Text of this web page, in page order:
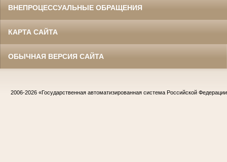
ВНЕПРОЦЕССУАЛЬНЫЕ ОБРАЩЕНИЯ
КАРТА САЙТА
ОБЫЧНАЯ ВЕРСИЯ САЙТА
2006-2026 «Государственная автоматизированная система Российской